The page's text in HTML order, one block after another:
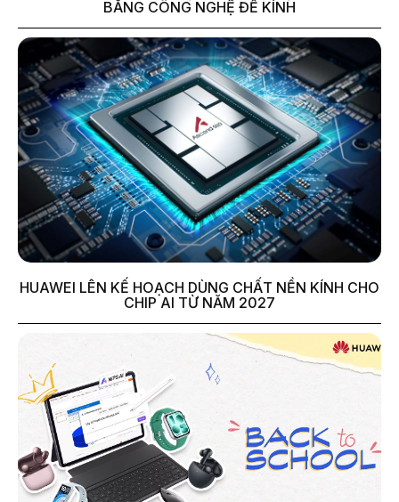
BẰNG CÔNG NGHỆ ĐẾ KÍNH
HUAWEI LÊN KẾ HOẠCH DÙNG CHẤT NỀN KÍNH CHO
CHIP AI TỪ NĂM 2027